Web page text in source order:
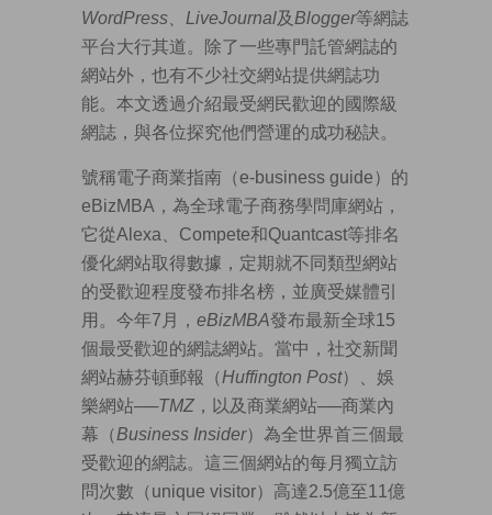
WordPress、LiveJournal及 Blogger等網誌
平台大行其道。除了一些專門託管網誌的
網站外，也有不少社交網站提供網誌功
能。本文透過介紹最受網民歡迎的國際級
網誌，與各位探究他們營運的成功秘訣。
號稱電子商業指南（e-business guide）的
eBizMBA，為全球電子商務學問庫網站，
它從Alexa、Compete和Quantcast等排名
優化網站取得數據，定期就不同類型網站
的受歡迎程度發布排名榜，並廣受媒體引
用。今年7月， eBizMBA發布最新全球15
個最受歡迎的網誌網站。當中，社交新聞
網站赫芬頓郵報（Huffington Post）、娛
樂網站──TMZ ，以及商業網站──商業內
幕（Business Insider）為全世界首三個最
受歡迎的網誌。這三個網站的每月獨立訪
問次數（unique visitor）高達2.5億至11億